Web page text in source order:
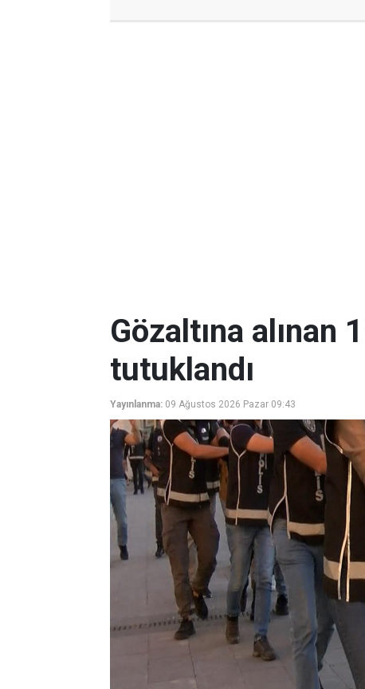
Gözaltına alınan
tutuklandı
Yayınlanma: 09 Ağustos 2026 Pazar 09:43